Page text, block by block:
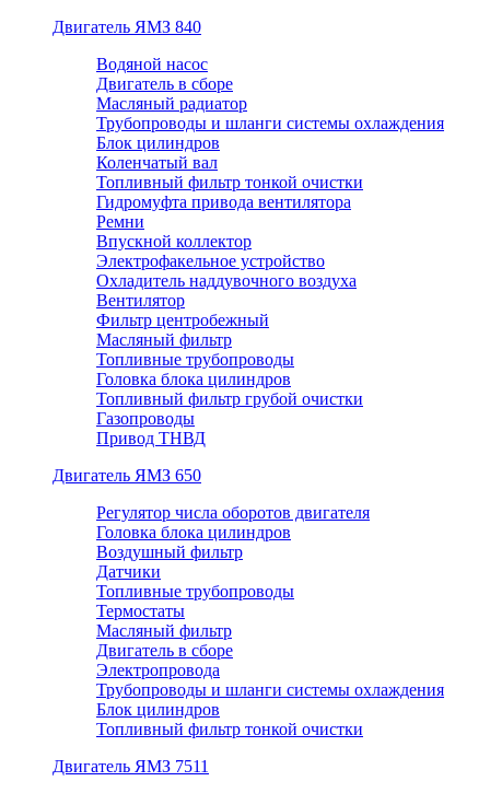
Двигатель ЯМЗ 840
Водяной насос
Двигатель в сборе
Масляный радиатор
Трубопроводы и шланги системы охлаждения
Блок цилиндров
Коленчатый вал
Топливный фильтр тонкой очистки
Гидромуфта привода вентилятора
Ремни
Впускной коллектор
Электрофакельное устройство
Охладитель наддувочного воздуха
Вентилятор
Фильтр центробежный
Масляный фильтр
Топливные трубопроводы
Головка блока цилиндров
Топливный фильтр грубой очистки
Газопроводы
Привод ТНВД
Двигатель ЯМЗ 650
Регулятор числа оборотов двигателя
Головка блока цилиндров
Воздушный фильтр
Датчики
Топливные трубопроводы
Термостаты
Масляный фильтр
Двигатель в сборе
Электропровода
Трубопроводы и шланги системы охлаждения
Блок цилиндров
Топливный фильтр тонкой очистки
Двигатель ЯМЗ 7511